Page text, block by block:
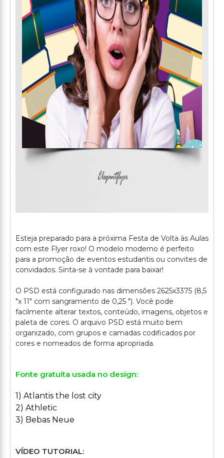
Esteja preparado para a próxima Festa de Volta às Aulas
com este Flyer roxo! O modelo moderno é perfeito
para a promoção de eventos estudantis ou convites de
convidados. Sinta-se à vontade para baixar!
O PSD está configurado nas dimensões 2625x3375 (8,5
"x 11" com sangramento de 0,25 "). Você pode
facilmente alterar textos, conteúdo, imagens, objetos e
paleta de cores. O arquivo PSD está muito bem
organizado, com grupos e camadas codificados por
Fonte gratuita usada no design:
1) Atlantis the lost city
2) Athletic
3) Bebas Neue
VÍDEO TUTORIAL: